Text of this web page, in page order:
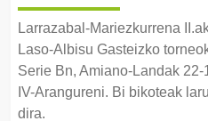
Larrazabal-Mariezkurrena
Laso-Albisu Gasteizko
Serie Bn, Amiano-Landak
IV-Arangureni. Bi bikoteak
dira.